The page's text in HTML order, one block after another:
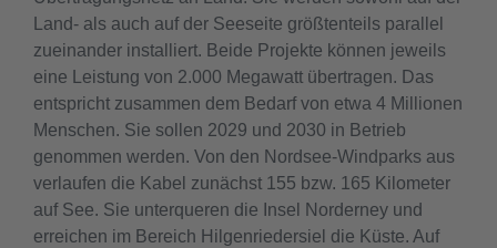
Land- als auch auf der Seeseite größtenteils parallel
zueinander installiert. Beide Projekte können jeweils
eine Leistung von 2.000 Megawatt übertragen. Das
entspricht zusammen dem Bedarf von etwa 4 Millionen
Menschen. Sie sollen 2029 und 2030 in Betrieb
genommen werden. Von den Nordsee-Windparks aus
verlaufen die Kabel zunächst 155 bzw. 165 Kilometer
auf See. Sie unterqueren die Insel Norderney und
erreichen im Bereich Hilgenriedersiel die Küste. Auf